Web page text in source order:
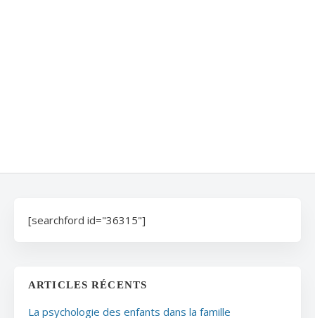
[searchford id="36315"]
ARTICLES RÉCENTS
La psychologie des enfants dans la famille